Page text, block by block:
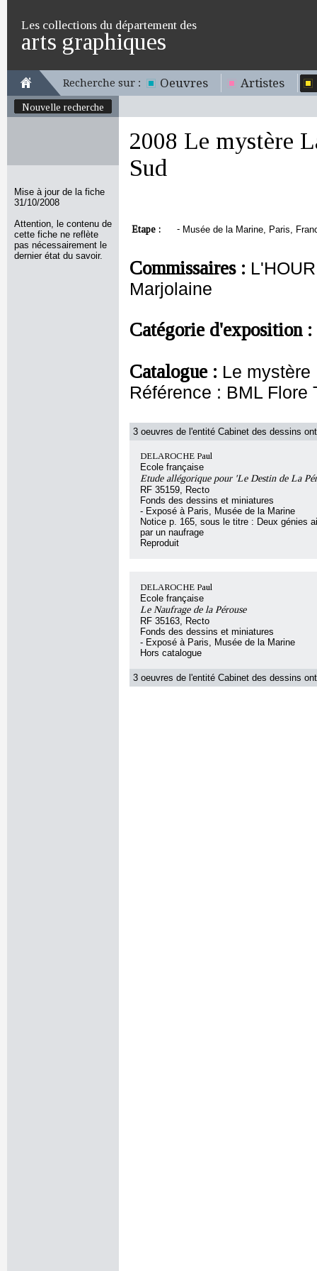
Les collections du département des
arts graphiques
Recherche sur : Oeuvres Artistes
Nouvelle recherche
Mise à jour de la fiche
31/10/2008
Attention, le contenu de
cette fiche ne reflète
pas nécessairement le
dernier état du savoir.
2008 Le mystère
Sud
Etape : - Musée de la Marine, Paris,
Commissaires :
Marjolaine
Catégorie d'exposition :
Catalogue : Le
Référence : BML Flore
3 oeuvres de l'entité Cabinet des dessins
DELAROCHE Paul
Ecole française
Etude allégorique pour 'Le Destin de La
RF 35159, Recto
Fonds des dessins et miniatures
- Exposé à Paris, Musée de la Marine
Notice p. 165, sous le titre : Deux génies
par un naufrage
Reproduit
DELAROCHE Paul
Ecole française
Le Naufrage de la Pérouse
RF 35163, Recto
Fonds des dessins et miniatures
- Exposé à Paris, Musée de la Marine
Hors catalogue
3 oeuvres de l'entité Cabinet des dessins